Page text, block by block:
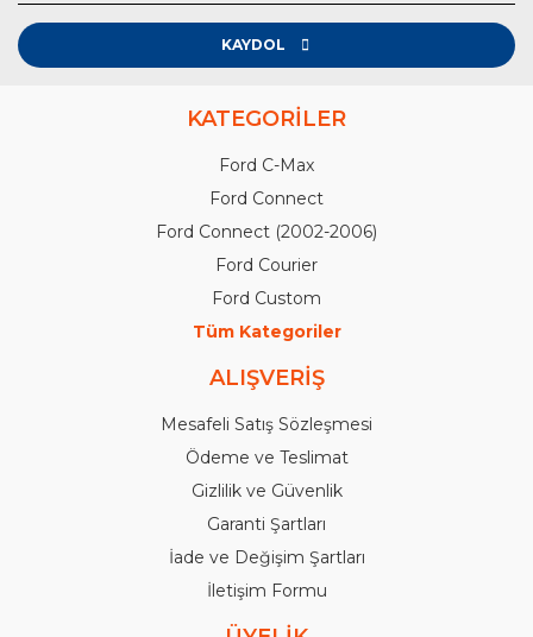
KAYDOL
KATEGORİLER
Ford C-Max
Ford Connect
Ford Connect (2002-2006)
Ford Courier
Ford Custom
Tüm Kategoriler
ALIŞVERİŞ
Mesafeli Satış Sözleşmesi
Ödeme ve Teslimat
Gizlilik ve Güvenlik
Garanti Şartları
İade ve Değişim Şartları
İletişim Formu